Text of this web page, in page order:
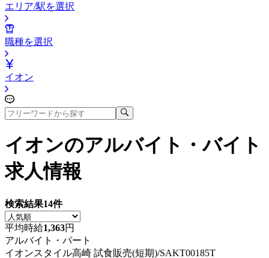
エリア/駅を選択
職種を選択
イオン
イオンのアルバイト・バイト
求人情報
検索結果14件
平均時給1,363円
アルバイト・パート
イオンスタイル高崎 試食販売(短期)/SAKT00185T